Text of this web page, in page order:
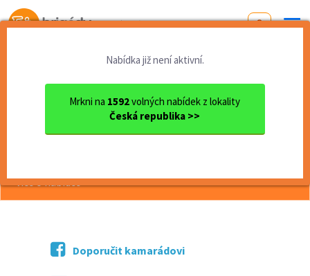
Od první brigády
Nabídka již není aktivní.
Mrkni na 1592volných nabídek z lokality
Česká republika >>
Jihomoravský kraj okres Brno
Brigáda (Brno - Nový Lískovec)
Brigáda (Brno - Nový Lískovec)
více o nabídce >>
Doporučit kamarádovi